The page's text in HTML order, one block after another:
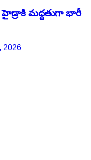
మద్దతుగా భారీ
2026